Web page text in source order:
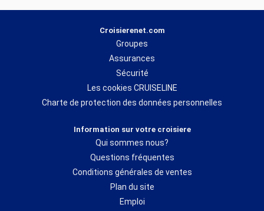
Croisierenet.com
Groupes
Assurances
Sécurité
Les cookies CRUISELINE
Charte de protection des données personnelles
Information sur votre croisiere
Qui sommes nous?
Questions fréquentes
Conditions générales de ventes
Plan du site
Emploi